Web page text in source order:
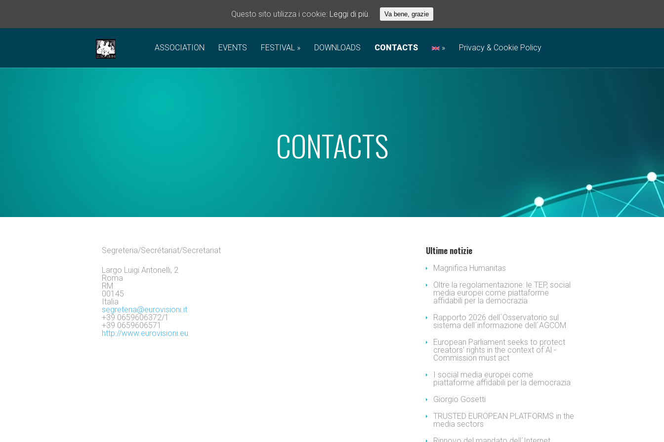
ASSOCIATION EVENTS FESTIVAL DOWNLOADS CONTACTS Privacy & Cookie Policy
CONTACTS
Segreteria/Secrétariat/Secretariat
Largo Luigi Antonelli, 2
Roma
RM
00145
Italia
segreteria@eurovisioni.it
+39 0659606372/1
+39 0659606571
http://www.eurovisioni.eu
Ultime notizie
Magnifica Humanitas
Oltre la regolamentazione: le TEP, social
media europei come piattaforme
affidabili per la democrazia
Rapporto 2026 dell´Osservatorio sul
sistema dell´informazione dell´AGCOM
European Parliament seeks to protect
creators' rights in the context of Al -
Commission must act
I social media europei come
piattaforme affidabili per la democrazia
Giorgio Gosetti
TRUSTED EUROPEAN PLATFORMS in the
media sectors
Questo sito utilizza i cookie: Leggi di più. Va bene, grazie